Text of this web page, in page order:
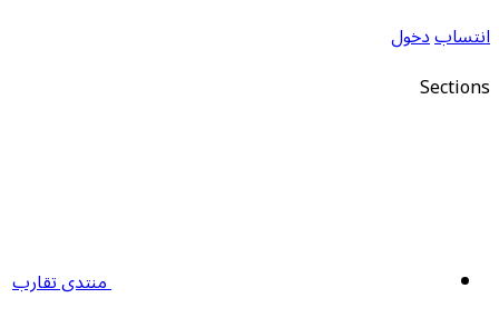
انتسابدخول
Sections
منتدى تقارب